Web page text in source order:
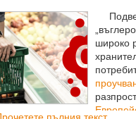
широко